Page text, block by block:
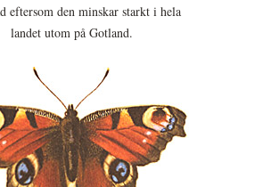
eftersom den minskar starkt i hela
landet utom på Gotland.